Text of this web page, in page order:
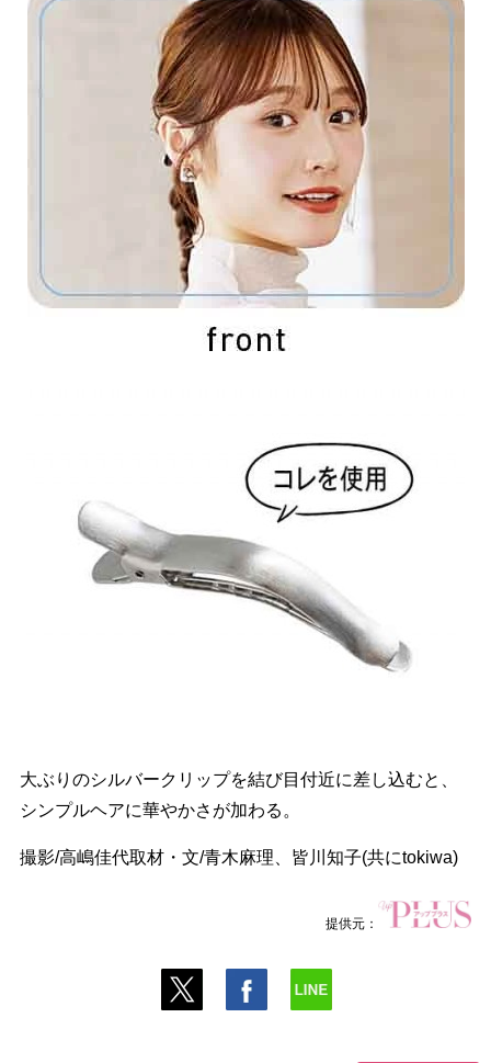
大ぶりのシルバークリップを結び目付近に差し込むと、
シンプルヘアに華やかさが加わる。
撮影/高嶋佳代取材・文/青木麻理、皆川知子(共にtokiwa)
提供元：